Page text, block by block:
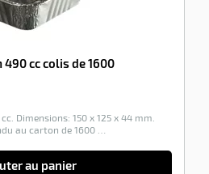
cc colis de 1600
Dimensions: 150 x 125 x 44 mm.
au carton de 1600 …
au panier